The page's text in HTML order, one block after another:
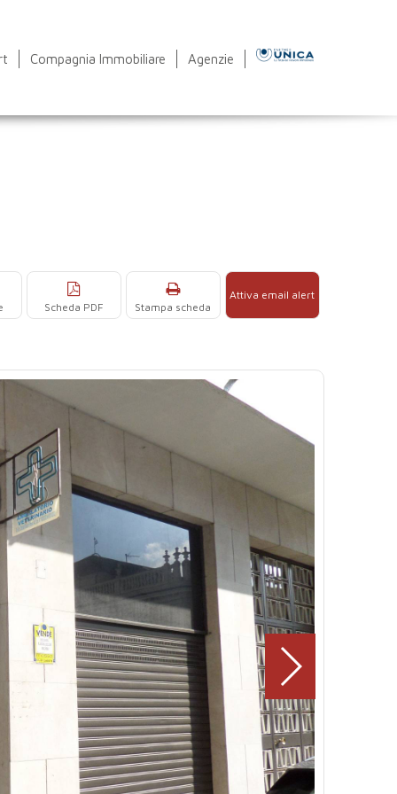
Compagnia Immobiliare Agenzie
Attiva email alert
Stampa scheda
Scheda PDF